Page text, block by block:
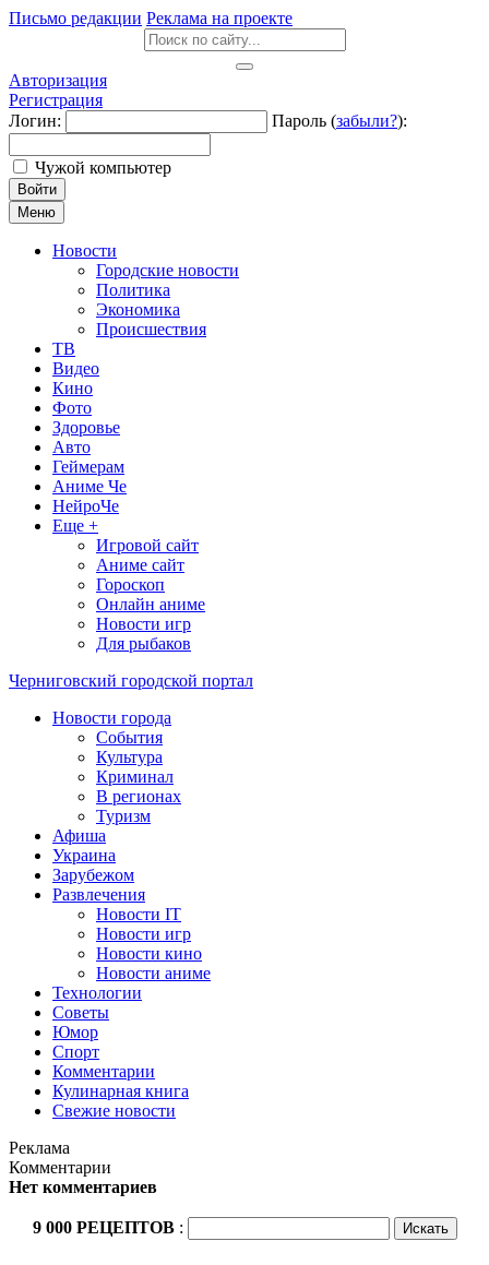
Письмо редакции Реклама на проекте
Авторизация
Регистрация
Логин:
Пароль (забыли?):
Чужой компьютер
Войти
Меню
Новости
Городские новости
Политика
Экономика
Происшествия
ТВ
Видео
Кино
Фото
Здоровье
Авто
Геймерам
Аниме Че
НейроЧе
Еще +
Игровой сайт
Аниме сайт
Гороскоп
Онлайн аниме
Новости игр
Для рыбаков
Черниговский городской портал
Новости города
События
Культура
Криминал
В регионах
Туризм
Афиша
Украина
Зарубежом
Развлечения
Новости IT
Новости игр
Новости кино
Новости аниме
Технологии
Советы
Юмор
Спорт
Комментарии
Кулинарная книга
Свежие новости
Реклама
Комментарии
Нет комментариев
9 000 РЕЦЕПТОВ :